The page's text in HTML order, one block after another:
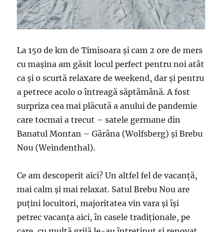
La 150 de km de Timisoara și cam 2 ore de mers
cu mașina am găsit locul perfect pentru noi atât
ca și o scurtă relaxare de weekend, dar și pentru
a petrece acolo o întreagă săptămână. A fost
surpriza cea mai plăcută a anului de pandemie
care tocmai a trecut – satele germane din
Banatul Montan – Gărâna (Wolfsberg) și Brebu
Nou (Weindenthal).
Ce am descoperit aici? Un altfel fel de vacanță,
mai calm și mai relaxat. Satul Brebu Nou are
puțini locuitori, majoritatea vin vara și își
petrec vacanța aici, în casele tradiționale, pe